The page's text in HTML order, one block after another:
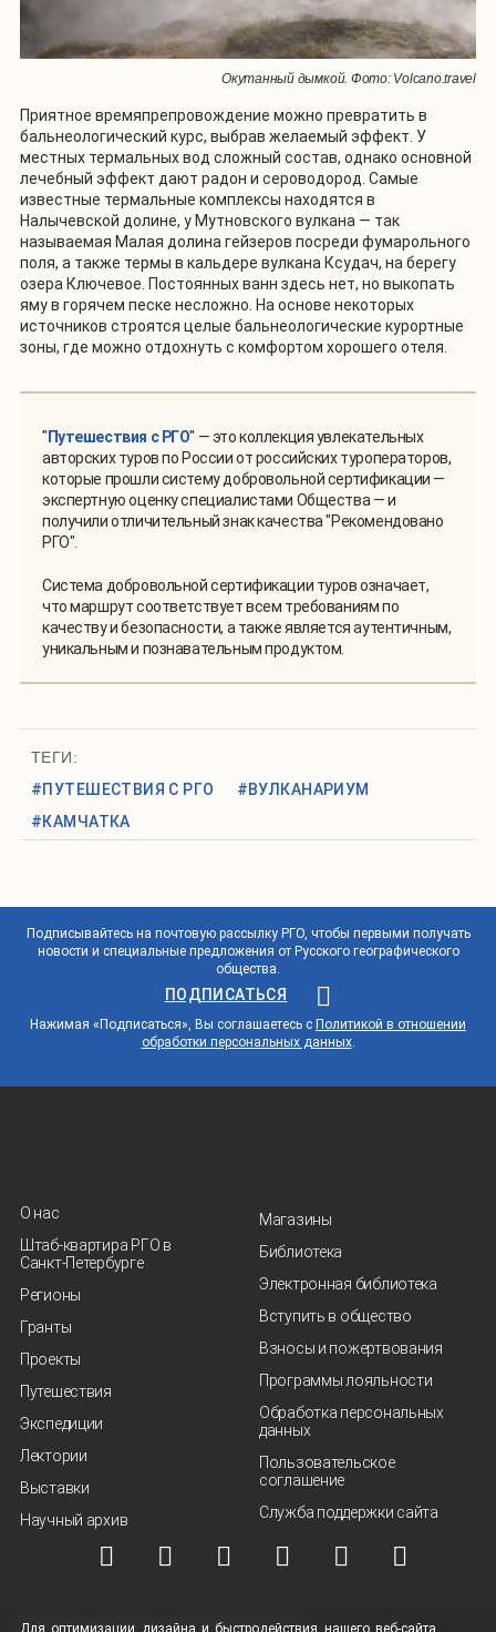
Окутанный дымкой. Фото: Volcano.travel
Приятное времяпрепровождение можно превратить в
бальнеологический курс, выбрав желаемый эффект. У
местных термальных вод сложный состав, однако основной
лечебный эффект дают радон и сероводород. Самые
известные термальные комплексы находятся в
Налычевской долине, у Мутновского вулкана — так
называемая Малая долина гейзеров посреди фумарольного
поля, а также термы в кальдере вулкана Ксудач, на берегу
озера Ключевое. Постоянных ванн здесь нет, но выкопать
яму в горячем песке несложно. На основе некоторых
источников строятся целые бальнеологические курортные
зоны, где можно отдохнуть с комфортом хорошего отеля.
" Путешествия с РГО" — это коллекция увлекательных
авторских туров по России от российских туроператоров,
которые прошли систему добровольной сертификации —
экспертную оценку специалистами Общества — и
получили отличительный знак качества "Рекомендовано
РГО".
Система добровольной сертификации туров означает,
что маршрут соответствует всем требованиям по
качеству и безопасности, а также является аутентичным,
уникальным и познавательным продуктом.
ТЕГИ:
#ПУТЕШЕСТВИЯ С РГО
#ВУЛКАНАРИУМ
#КАМЧАТКА
Подписывайтесь на почтовую рассылку РГО, чтобы первыми получать
новости и специальные предложения от Русского географического
общества.
ПОДПИСАТЬСЯ
Нажимая «Подписаться», Вы соглашаетесь с Политикой в отношении
обработки персональных данных.
О нас
Штаб-квартира РГО в
Санкт‑Петербурге
Регионы
Гранты
Проекты
Путешествия
Экспедиции
Лектории
Выставки
Научный архив
Магазины
Библиотека
Электронная библиотека
Вступить в общество
Взносы и пожертвования
Программы лояльности
Обработка персональных
данных
Пользовательское
соглашение
Служба поддержки сайта
© ВОО "Русское географическое общество", 2013-2026 г.
Для оптимизации дизайна и быстродействия нашего веб-сайта